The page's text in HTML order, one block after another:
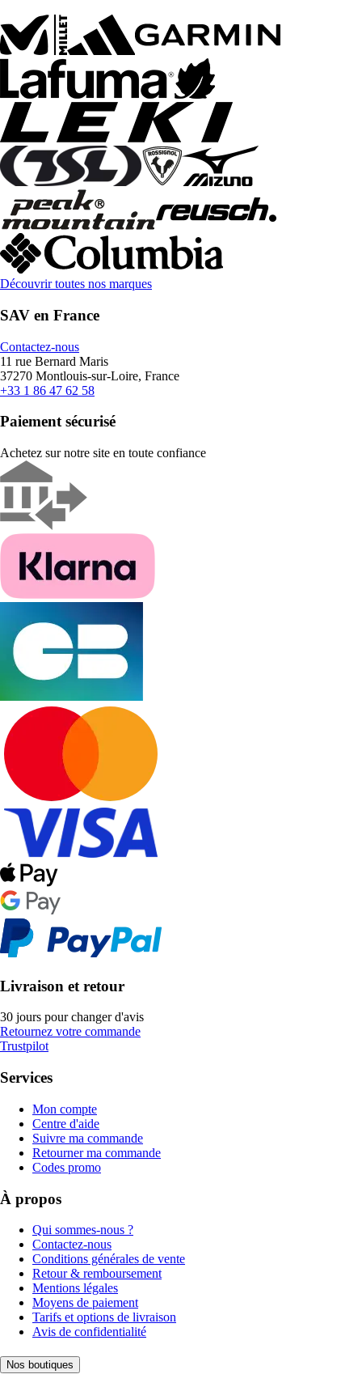
Découvrir toutes nos marques
SAV en France
Contactez-nous
11 rue Bernard Maris
37270 Montlouis-sur-Loire, France
+33 1 86 47 62 58
Paiement sécurisé
Achetez sur notre site en toute confiance
Livraison et retour
30 jours pour changer d'avis
Retournez votre commande
Trustpilot
Services
Mon compte
Centre d'aide
Suivre ma commande
Retourner ma commande
Codes promo
À propos
Qui sommes-nous ?
Contactez-nous
Conditions générales de vente
Retour & remboursement
Mentions légales
Moyens de paiement
Tarifs et options de livraison
Avis de confidentialité
Nos boutiques